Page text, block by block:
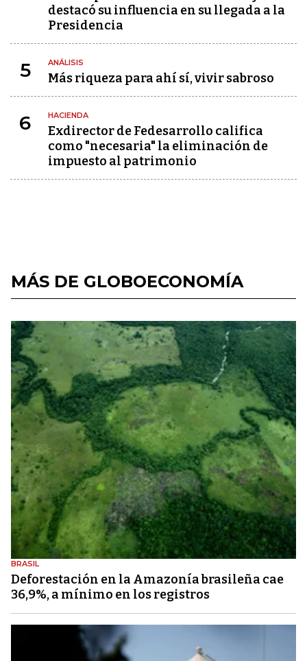
destacó su influencia en su llegada a la
Presidencia
5 ANÁLISIS
Más riqueza para ahí sí, vivir sabroso
6 HACIENDA
Exdirector de Fedesarrollo califica
como "necesaria" la eliminación de
impuesto al patrimonio
MÁS DE GLOBOECONOMÍA
BRASIL
Deforestación en la Amazonía brasileña cae
36,9%, a mínimo en los registros